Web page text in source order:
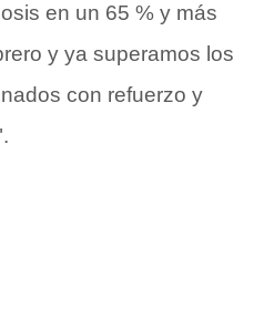
en un 65 % y más
y ya superamos los
con refuerzo y